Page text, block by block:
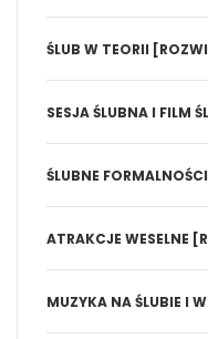
ŚLUB W TEORII
SESJA ŚLUBNA I FILM
ŚLUBNE FORMALNOŚCI
ATRAKCJE WESELNE
MUZYKA NA ŚLUBIE I